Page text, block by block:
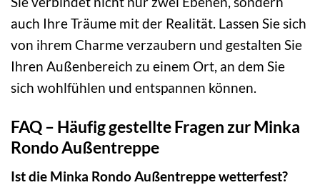
auch Ihre Träume mit der Realität. Lassen Sie sich
von ihrem Charme verzaubern und gestalten Sie
Ihren Außenbereich zu einem Ort, an dem Sie
sich wohlfühlen und entspannen können.
FAQ – Häufig gestellte Fragen zur Minka
Rondo Außentreppe
Ist die Minka Rondo Außentreppe wetterfest?